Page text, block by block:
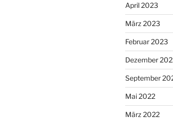
April 2023
März 2023
Februar 2023
Dezember
September
Mai 2022
März 2022